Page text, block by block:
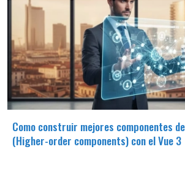
Como construir mejores componentes
(Higher-order components) con el Vue 3